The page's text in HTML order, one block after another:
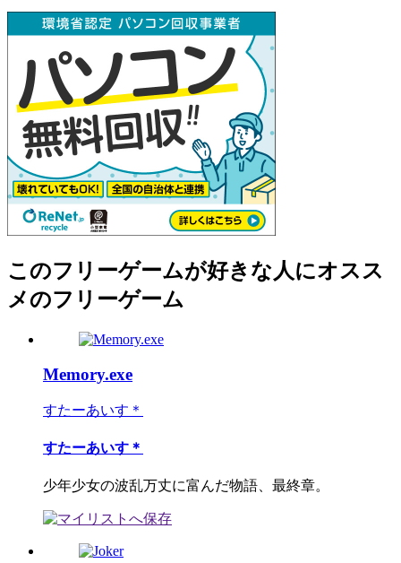
このフリーゲームが好きな人にオスス
メのフリーゲーム
Memory.exe
すたーあいす＊
すたーあいす＊
少年少女の波乱万丈に富んだ物語、最終章。